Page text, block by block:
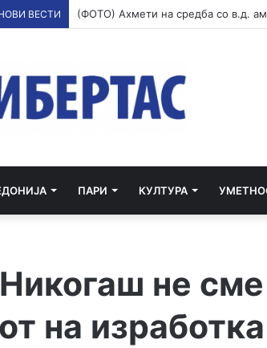
ВЕСТИ
ПАРИ КУЛТУРА
не сме
на